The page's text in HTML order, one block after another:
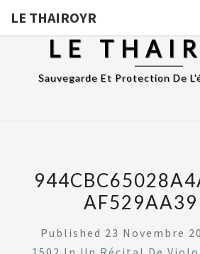
LE THAIROYR
LE
Sauvegarde Et Protection De
Published 23 Novembre